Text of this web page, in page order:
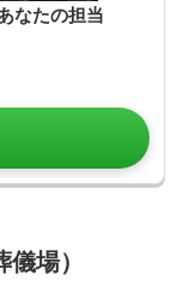
なたの担当
場）